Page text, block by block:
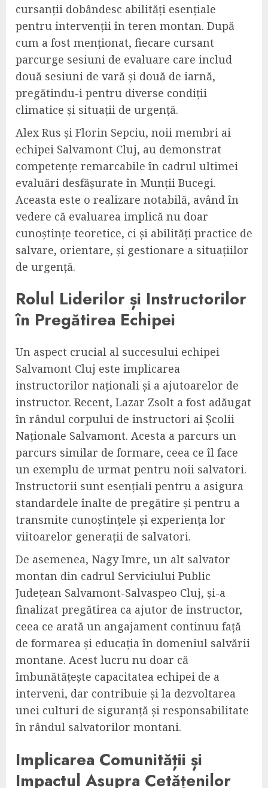
cursanții dobândesc abilități esențiale
pentru intervenții în teren montan. După
cum a fost menționat, fiecare cursant
parcurge sesiuni de evaluare care includ
două sesiuni de vară și două de iarnă,
pregătindu-i pentru diverse condiții
climatice și situații de urgență.
Alex Rus și Florin Sepciu, noii membri ai
echipei Salvamont Cluj, au demonstrat
competențe remarcabile în cadrul ultimei
evaluări desfășurate în Munții Bucegi.
Aceasta este o realizare notabilă, având în
vedere că evaluarea implică nu doar
cunoștințe teoretice, ci și abilități practice de
salvare, orientare, și gestionare a situațiilor
de urgență.
Rolul Liderilor și Instructorilor
în Pregătirea Echipei
Un aspect crucial al succesului echipei
Salvamont Cluj este implicarea
instructorilor naționali și a ajutoarelor de
instructor. Recent, Lazar Zsolt a fost adăugat
în rândul corpului de instructori ai Școlii
Naționale Salvamont. Acesta a parcurs un
parcurs similar de formare, ceea ce îl face
un exemplu de urmat pentru noii salvatori.
Instructorii sunt esențiali pentru a asigura
standardele înalte de pregătire și pentru a
transmite cunoștințele și experiența lor
viitoarelor generații de salvatori.
De asemenea, Nagy Imre, un alt salvator
montan din cadrul Serviciului Public
Județean Salvamont-Salvaspeo Cluj, și-a
finalizat pregătirea ca ajutor de instructor,
ceea ce arată un angajament continuu față
de formarea și educația în domeniul salvării
montane. Acest lucru nu doar că
îmbunătățește capacitatea echipei de a
interveni, dar contribuie și la dezvoltarea
unei culturi de siguranță și responsabilitate
în rândul salvatorilor montani.
Implicarea Comunității și
Impactul Asupra Cetățenilor